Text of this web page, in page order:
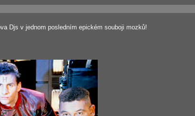
Djs v jednom posledním epickém souboji mozků!